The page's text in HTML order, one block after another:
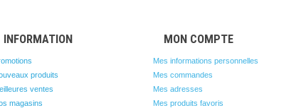
INFORMATION
produits
ventes
magasins
MON COMPTE
Mes informations personnelles
Mes commandes
Mes adresses
Mes produits favoris